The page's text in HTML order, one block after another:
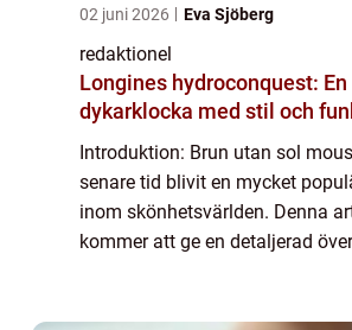
02 juni 2026 Eva Sjöberg
redaktionel
Longines hydroconquest: En
dykarklocka med stil och
Introduktion: Brun utan sol
senare tid blivit en mycket
inom skönhetsvärlden. Denna
kommer att ge en detaljerad